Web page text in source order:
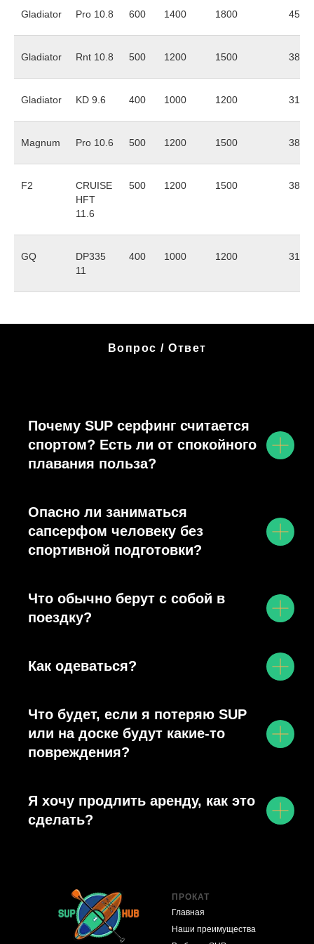
Gladiator Pro 10.8 600 1400 1800 4500
Gladiator Rnt 10.8 500 1200 1500 3800
Gladiator KD 9.6 400 1000 1200 3100
Magnum Pro 10.6 500 1200 1500 3800
F2
CRUISE
HFT
11.6
500 1200 1500 3800
GQ
DP335
11
400 1000 1200 3100
Вопрос / Ответ
Почему SUP серфинг считается
спортом? Есть ли от спокойного
плавания польза?
Опасно ли заниматься
сапсерфом человеку без
спортивной подготовки?
Что обычно берут с собой в
поездку?
Как одеваться?
Что будет, если я потеряю SUP
или на доске будут какие-то
повреждения?
Я хочу продлить аренду, как это
сделать?
ПРОКАТ
Главная
Наши преимущества